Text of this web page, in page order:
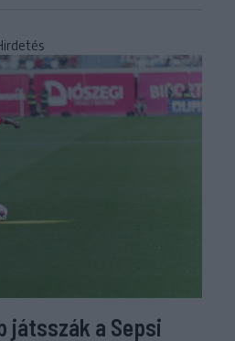
játsszák a Sepsi